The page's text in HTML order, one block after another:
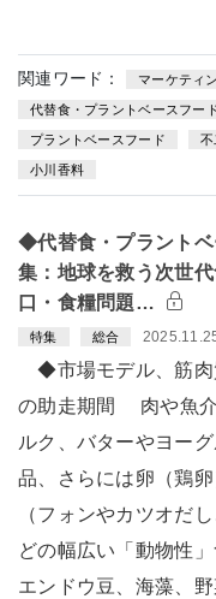
関連ワード： マーケティ
代替食・プラントベースフー
プラントベースフード 不
小川香料
◆代替食・プラントベ
集：地球を救う次世
口・食糧問題…
特集 総合
◆市場モデル、筋
の助走期間 肉や魚介
ルク、バターやヨー
品、さらには卵（鶏
（フォンやカツオだ
どの幅広い「動物性
エンドウ豆、海藻、